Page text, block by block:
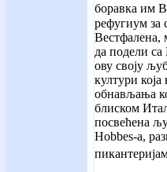
боравка им
рефугиум за
Вестфалена,
да подели
ову своју
култури
обнављања
блиском
посвећена
Hobbes-а,